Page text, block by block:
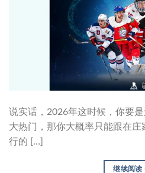
说实话，2026年这时候，你要
大热门，那你大概率只能跟在
行的 […]
继续阅读